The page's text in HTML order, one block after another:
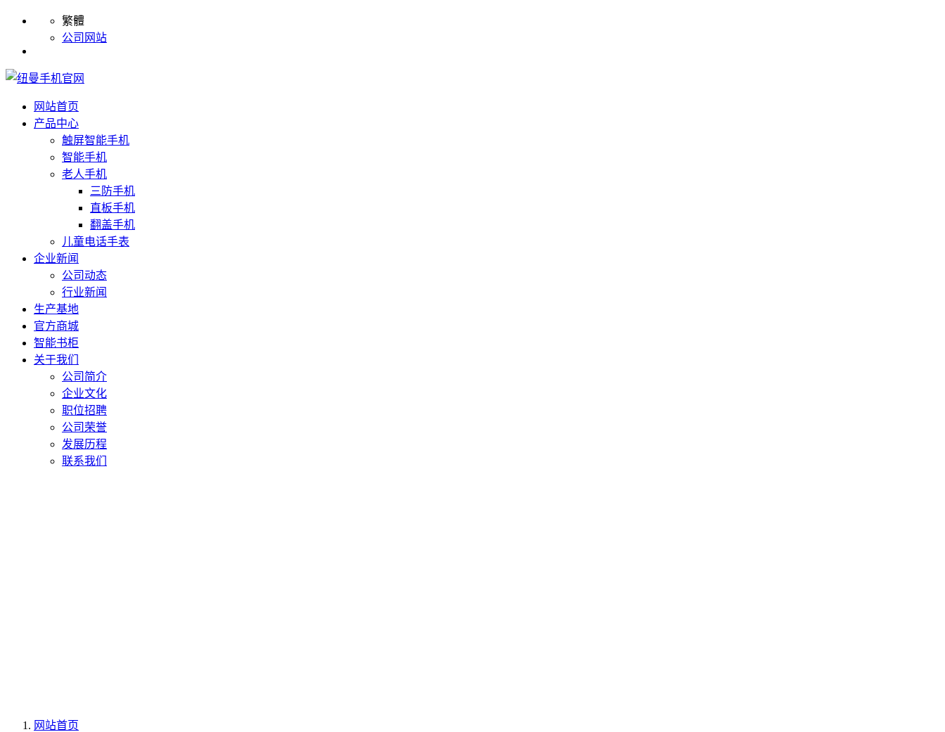
繁體
公司网站
网站首页
产品中心
触屏智能手机
智能手机
老人手机
三防手机
直板手机
翻盖手机
儿童电话手表
企业新闻
公司动态
行业新闻
生产基地
官方商城
智能书柜
关于我们
公司简介
企业文化
职位招聘
公司荣誉
发展历程
联系我们
网站首页